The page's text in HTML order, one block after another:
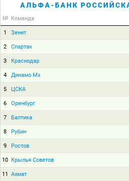
АЛЬФА-БАНК
№ Команда
1 Зенит
2 Спартак
3 Краснодар
4 Динамо Мх
5 ЦСКА
6 Оренбург
7 Балтика
8 Рубин
9 Ростов
10 Крылья Советов
11 Ахмат